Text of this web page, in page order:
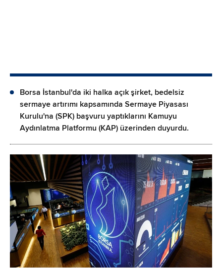
Borsa İstanbul'da iki halka açık şirket, bedelsiz
sermaye artırımı kapsamında Sermaye Piyasası
Kurulu'na (SPK) başvuru yaptıklarını Kamuyu
Aydınlatma Platformu (KAP) üzerinden duyurdu.